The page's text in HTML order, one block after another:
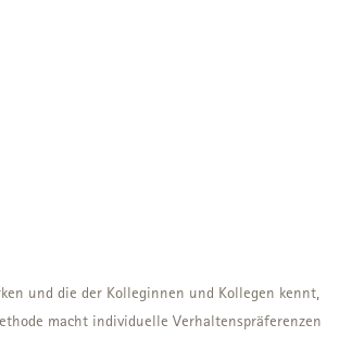
und die der Kolleginnen und Kollegen kennt,
macht individuelle Verhaltenspräferenzen